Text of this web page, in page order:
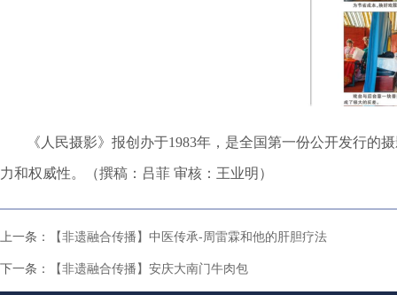
《人民摄影》报创办于1983年，是全国第一份公开发行
力和权威性。（撰稿：吕菲 审核：王业明）
上一条： 【非遗融合传播】中医传承-周雷霖和他的肝胆疗法
下一条： 【非遗融合传播】安庆大南门牛肉包